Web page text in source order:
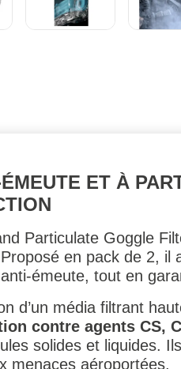
ET À
Particulate Goggle
en pack de 2, il
émeute, tout en
d’un média filtrant
contre agents CS,
solides et liquides.
menaces aéroportées.